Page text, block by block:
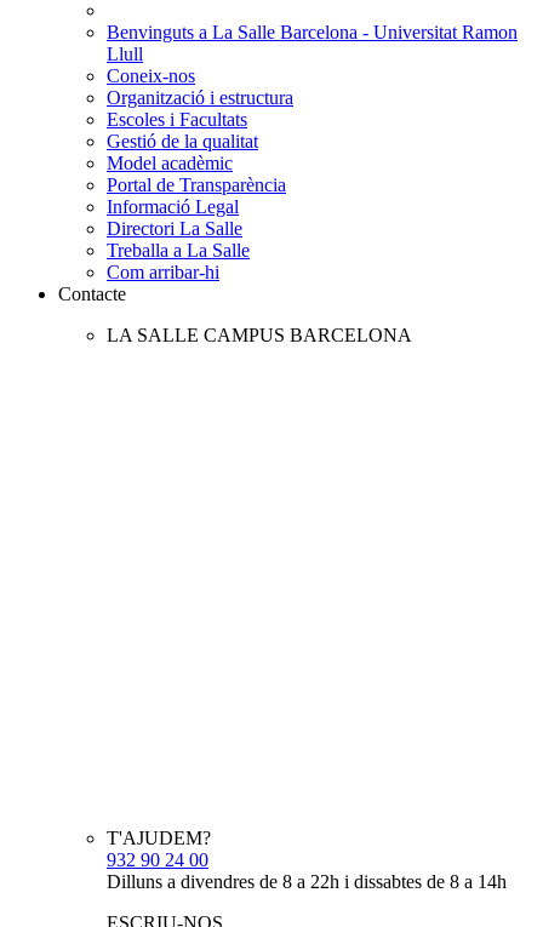
Benvinguts a La Salle Barcelona - Universitat Ramon
Llull
Coneix-nos
Organització i estructura
Escoles i Facultats
Gestió de la qualitat
Model acadèmic
Portal de Transparència
Informació Legal
Directori La Salle
Treballa a La Salle
Com arribar-hi
Contacte
LA SALLE CAMPUS BARCELONA
T'AJUDEM?
932 90 24 00
Dilluns a divendres de 8 a 22h i dissabtes de 8 a 14h
ESCRIU-NOS